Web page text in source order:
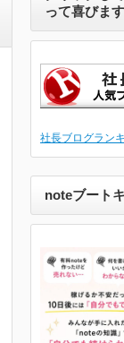
って喜びます
社長ブログラン
noteブート